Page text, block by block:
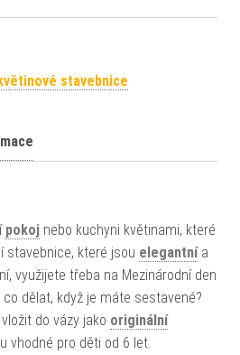
stavebnice
pokoj nebo kuchyni květinami, které
stavebnice, které jsou elegantnía
využijete třeba na Mezinárodní den
co dělat, když je máte sestavené?
do vázy jako originální
vhodné pro děti od 6 let.